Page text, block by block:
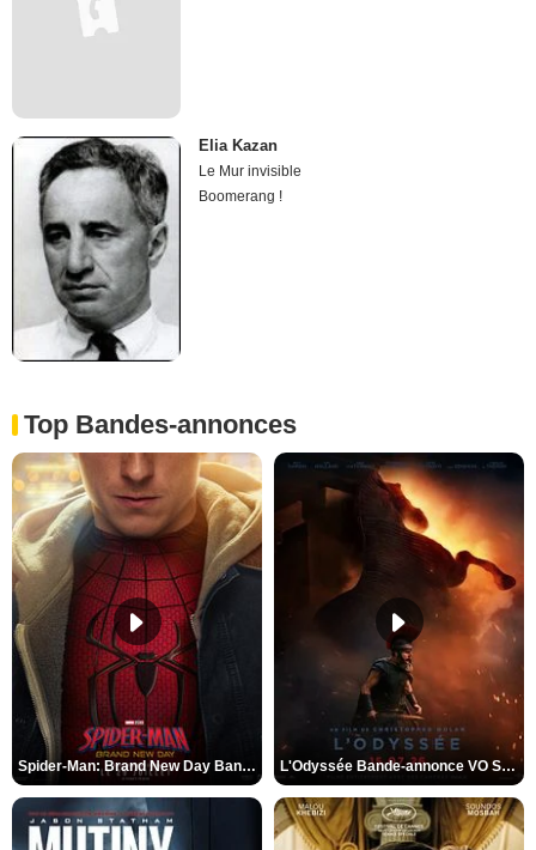
Elia Kazan
Le Mur invisible
Boomerang !
Top Bandes-annonces
Spider-Man: Brand New Day Bande-annonce VO STFR L'Odyssée Bande-annonce VO STFR